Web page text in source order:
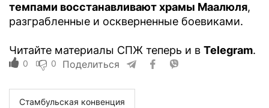
темпами восстанавливают храмы Маалюля,
разграбленные и оскверненные боевиками.
Читайте материалы СПЖ теперь и в Telegram.
0 0 Поделиться
Стамбульская конвенция